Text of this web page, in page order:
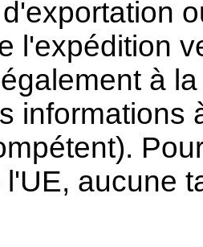
l'expédition
à
informations
aucune